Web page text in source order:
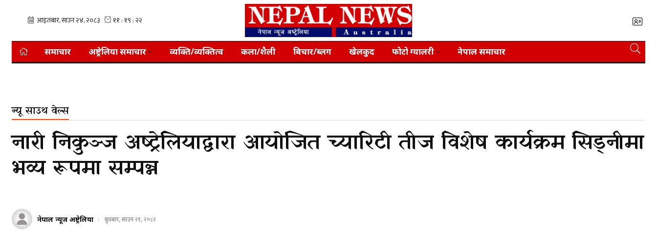
समाचार अष्ट्रेलिया समाचार व्यक्ति/व्यक्तित्व कला/शैली बिचार/ब्लग खेलकुद फोटो ग्यालरी नेपाल समाचार
न्यू साउथ वेल्स
नारी निकुञ्ज अष्ट्रेलियाद्वारा आयोजित च्यारिटी तीज विशेष कार्यक्रम सिड्नीमा
भव्य रूपमा सम्पन्न
नेपाल न्यूज अष्ट्रेलिया बुधबार, साउन २१, २०८२